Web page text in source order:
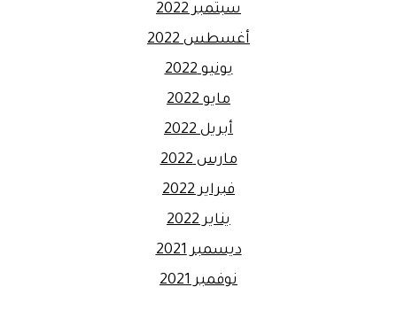
سبتمبر 2022
أغسطس 2022
يونيو 2022
مايو 2022
أبريل 2022
مارس 2022
فبراير 2022
يناير 2022
ديسمبر 2021
نوفمبر 2021